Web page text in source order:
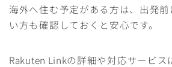
海外へ住む予定がある方は、出発
い方も確認しておくと安心です。
Rakuten Linkの詳細や対応サービス